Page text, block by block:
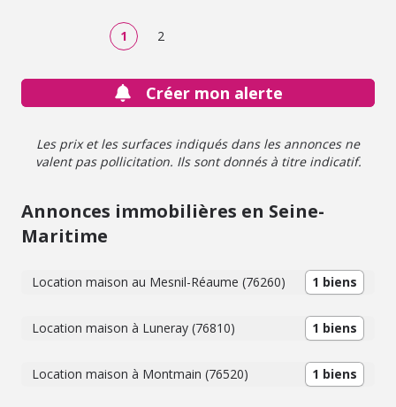
1 2
Créer mon alerte
Les prix et les surfaces indiqués dans les annonces ne
valent pas pollicitation. Ils sont donnés à titre indicatif.
Annonces immobilières en Seine-
Maritime
Location maison au Mesnil-Réaume (76260) 1 biens
Location maison à Luneray (76810) 1 biens
Location maison à Montmain (76520) 1 biens